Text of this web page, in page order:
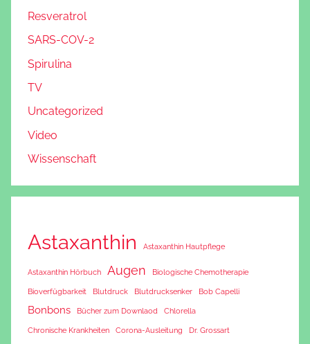
Resveratrol
SARS-COV-2
Spirulina
TV
Uncategorized
Video
Wissenschaft
Astaxanthin Astaxanthin Hautpflege
Astaxanthin Hörbuch Augen Biologische Chemotherapie
Bioverfügbarkeit Blutdruck Blutdrucksenker Bob Capelli
Bonbons Bücher zum Downlaod Chlorella
Chronische Krankheiten Corona-Ausleitung Dr. Grossart